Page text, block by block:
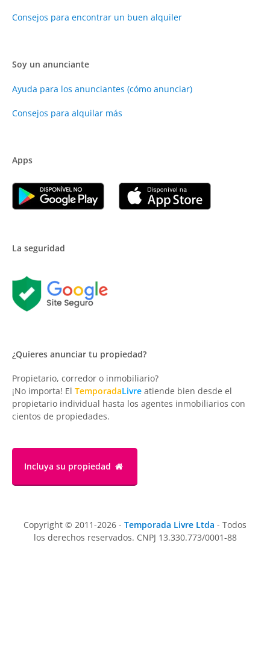
Consejos para encontrar un buen alquiler
Soy un anunciante
Ayuda para los anunciantes (cómo anunciar)
Consejos para alquilar más
Apps
La seguridad
¿Quieres anunciar tu propiedad?
Propietario, corredor o inmobiliario?
¡No importa! El TemporadaLivre atiende bien desde el
propietario individual hasta los agentes inmobiliarios con
cientos de propiedades.
Incluya su propiedad
Copyright © 2011-2026 - Temporada Livre Ltda - Todos
los derechos reservados. CNPJ 13.330.773/0001-88